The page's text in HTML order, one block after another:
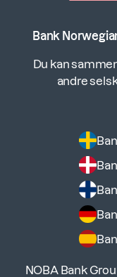
Bank
Du kan
andre
NOBA Bank